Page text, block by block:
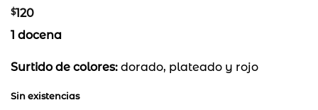
$120
1 docena
Surtido de colores: dorado, plateado y rojo
Sin existencias